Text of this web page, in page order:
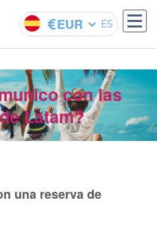
EUR ES
con las
Latam?
una reserva de